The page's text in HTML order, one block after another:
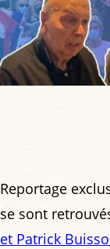
Reportage
se sont
et Patrick